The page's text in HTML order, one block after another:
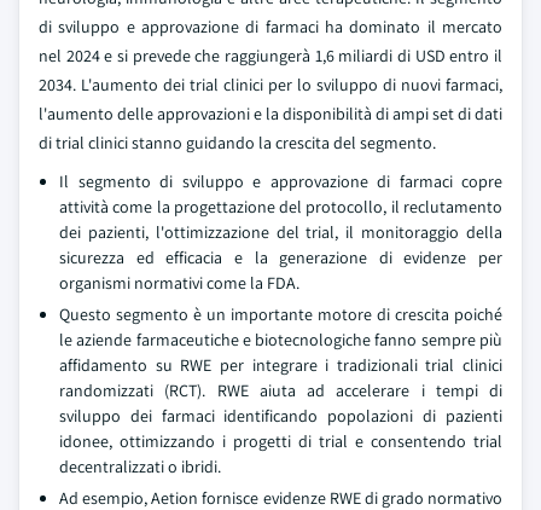
di sviluppo e approvazione di farmaci ha dominato il mercato
nel 2024 e si prevede che raggiungerà 1,6 miliardi di USD entro il
2034. L'aumento dei trial clinici per lo sviluppo di nuovi farmaci,
l'aumento delle approvazioni e la disponibilità di ampi set di dati
di trial clinici stanno guidando la crescita del segmento.
Il segmento di sviluppo e approvazione di farmaci copre
attività come la progettazione del protocollo, il reclutamento
dei pazienti, l'ottimizzazione del trial, il monitoraggio della
sicurezza ed efficacia e la generazione di evidenze per
organismi normativi come la FDA.
Questo segmento è un importante motore di crescita poiché
le aziende farmaceutiche e biotecnologiche fanno sempre più
affidamento su RWE per integrare i tradizionali trial clinici
randomizzati (RCT). RWE aiuta ad accelerare i tempi di
sviluppo dei farmaci identificando popolazioni di pazienti
idonee, ottimizzando i progetti di trial e consentendo trial
decentralizzati o ibridi.
Ad esempio, Aetion fornisce evidenze RWE di grado normativo